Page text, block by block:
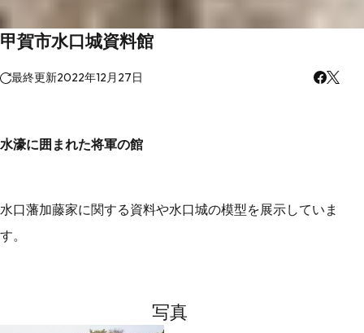
甲賀市水口城資料館
最終更新2022年12月27日
水濠に囲まれた将軍の館
水口藩加藤家に関する資料や水口城の模型を展示していま
す。
写真